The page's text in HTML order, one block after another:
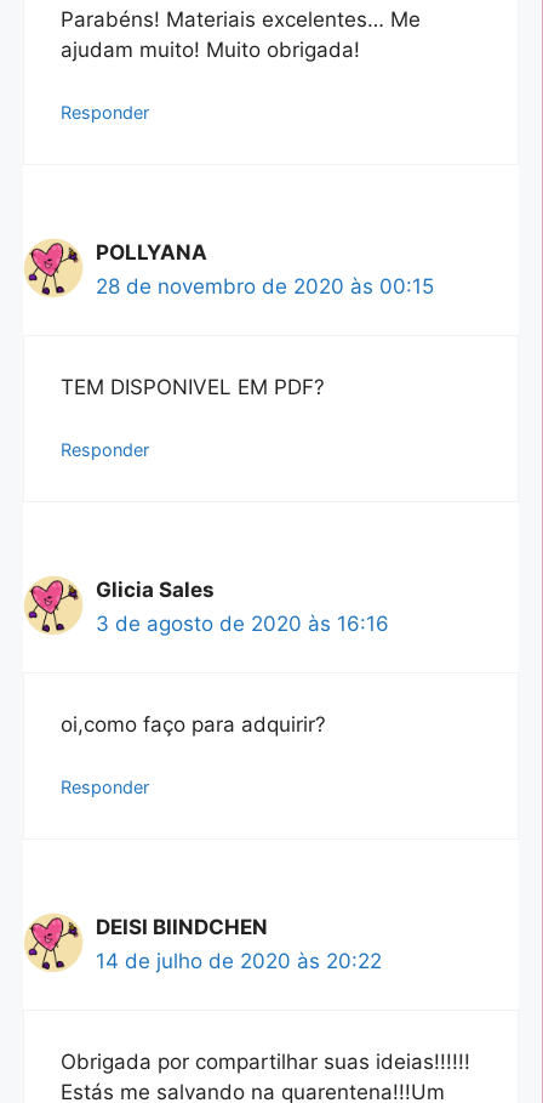
Parabéns! Materiais excelentes… Me
ajudam muito! Muito obrigada!
Responder
POLLYANA
28 de novembro de 2020 às 00:15
TEM DISPONIVEL EM PDF?
Responder
Glicia Sales
3 de agosto de 2020 às 16:16
oi,como faço para adquirir?
Responder
DEISI BIINDCHEN
14 de julho de 2020 às 20:22
Obrigada por compartilhar suas ideias!!!!!!
Estás me salvando na quarentena!!!Um